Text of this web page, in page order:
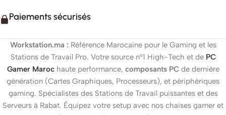
Paiements sécurisés
Workstation.ma : Référence Marocaine pour le Gaming et les
Stations de Travail Pro. Votre source n°1 High-Tech et de PC
Gamer Marochaute performance, composants PCde dernière
génération (Cartes Graphiques, Processeurs), et périphériques
gaming. Spécialistes des Stations de Travail puissantes et des
Serveurs à Rabat. Équipez votre setup avec nos chaises gamer et